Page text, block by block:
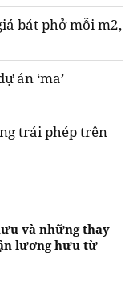
bát phở mỗi m2,
án ‘ma’
trái phép trên
và những thay
lương hưu từ